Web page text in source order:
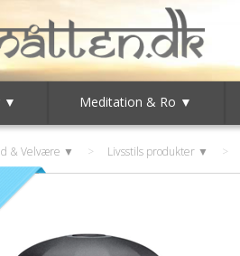
▼ Meditation & Ro ▼
& Velvære ▼ > Livsstils produkter ▼ >